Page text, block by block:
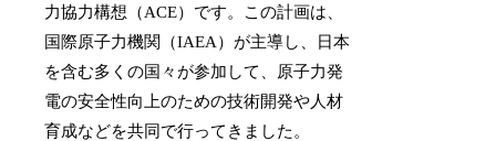
力協力構想（ACE）です。この計画は、
国際原子力機関（IAEA）が主導し、日本
を含む多くの国々が参加して、原子力発
電の安全性向上のための技術開発や人材
育成などを共同で行ってきました。